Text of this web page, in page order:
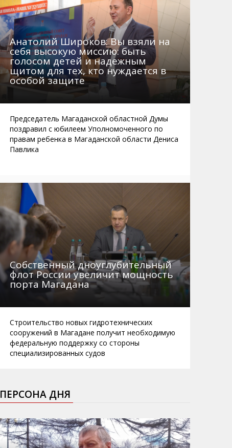
Анатолий Широков: Вы взяли на
себя высокую миссию: быть
голосом детей и надежным
щитом для тех, кто нуждается в
особой защите
Председатель Магаданской областной Думы
поздравил с юбилеем Уполномоченного по
правам ребенка в Магаданской области Дениса
Павлика
Собственный дноуглубительный
флот России увеличит мощность
порта Магадана
Строительство новых гидротехнических
сооружений в Магадане получит необходимую
федеральную поддержку со стороны
специализированных судов
ПЕРСОНА ДНЯ